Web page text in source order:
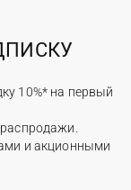
10%* на первый
и акционными